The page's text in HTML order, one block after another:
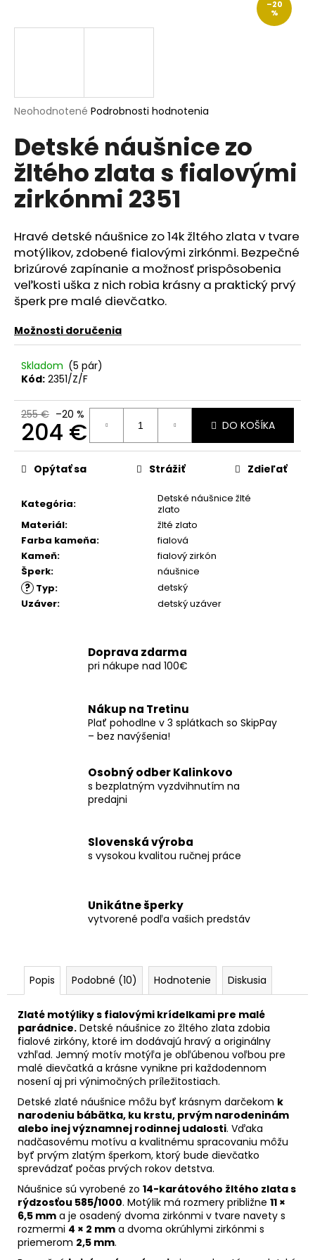
Priemerné
produktu
je
0,0
z
5
hviezdičiek.
Neohodnotené Podrobnosti hodnotenia
Detské náušnice zo
žltého zlata s fialovými
zirkónmi 2351
Hravé detské náušnice zo 14k žltého zlata v tvare
motýlikov, zdobené fialovými zirkónmi. Bezpečné
brizúrové zapínanie a možnosť prispôsobenia
veľkosti uška z nich robia krásny a praktický prvý
šperk pre malé dievčatko.
Možnosti doručenia
Skladom (5 pár)
Kód: 2351/Z/F
255 € –20 %
204 €
Jednotková
cena:
DO KOŠÍKA
Kategória:
Detské náušnice žlté
zlato
Materiál:
žlté zlato
Farba kameňa:
fialová
Kameň:
fialový zirkón
Šperk: náušnice
? Typ:
detský
Uzáver: detský uzáver
Opýtať sa Strážiť Zdieľať
–20
%
Doprava zdarma
pri nákupe nad 100€
Nákup na Tretinu
Plať pohodlne v 3 splátkach so SkipPay
– bez navýšenia!
Osobný odber Kalinkovo
s bezplatným vyzdvihnutím na
predajni
Slovenská výroba
s vysokou kvalitou ručnej práce
Unikátne šperky
vytvorené podľa vašich predstáv
Popis Podobné (10) Hodnotenie Diskusia
Zlaté motýliky s fialovými krídelkami pre malé
parádnice. Detské náušnice zo žltého zlata zdobia
fialové zirkóny, ktoré im dodávajú hravý a originálny
vzhľad. Jemný motív motýľa je obľúbenou voľbou pre
malé dievčatká a krásne vynikne pri každodennom
nosení aj pri výnimočných príležitostiach.
Detské zlaté náušnice môžu byť krásnym darčekom k
narodeniu bábätka, ku krstu, prvým narodeninám
alebo inej významnej rodinnej udalosti. Vďaka
nadčasovému motívu a kvalitnému spracovaniu môžu
byť prvým zlatým šperkom, ktorý bude dievčatko
sprevádzať počas prvých rokov detstva.
Náušnice sú vyrobené zo 14-karátového žltého zlata s
rýdzosťou 585/1000. Motýlik má rozmery približne 11 ×
6,5 mm a je osadený dvoma zirkónmi v tvare navety s
rozmermi 4 × 2 mm a dvoma okrúhlymi zirkónmi s
priemerom 2,5 mm.
j
?
HĽADAŤ
d
p
o
r
ú
a
m
e